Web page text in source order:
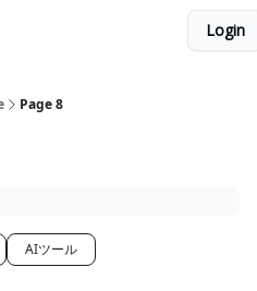
Login
Page 8
AIツール